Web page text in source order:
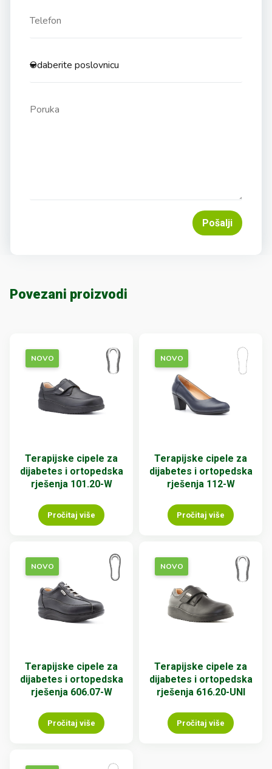
Pošalji
Povezani proizvodi
NOVO
Terapijske cipele za
dijabetes i ortopedska
rješenja 101.20-W
Pročitaj više
NOVO
Terapijske cipele za
dijabetes i ortopedska
rješenja 112-W
Pročitaj više
NOVO
Terapijske cipele za
dijabetes i ortopedska
rješenja 606.07-W
Pročitaj više
NOVO
Terapijske cipele za
dijabetes i ortopedska
rješenja 616.20-UNI
Pročitaj više